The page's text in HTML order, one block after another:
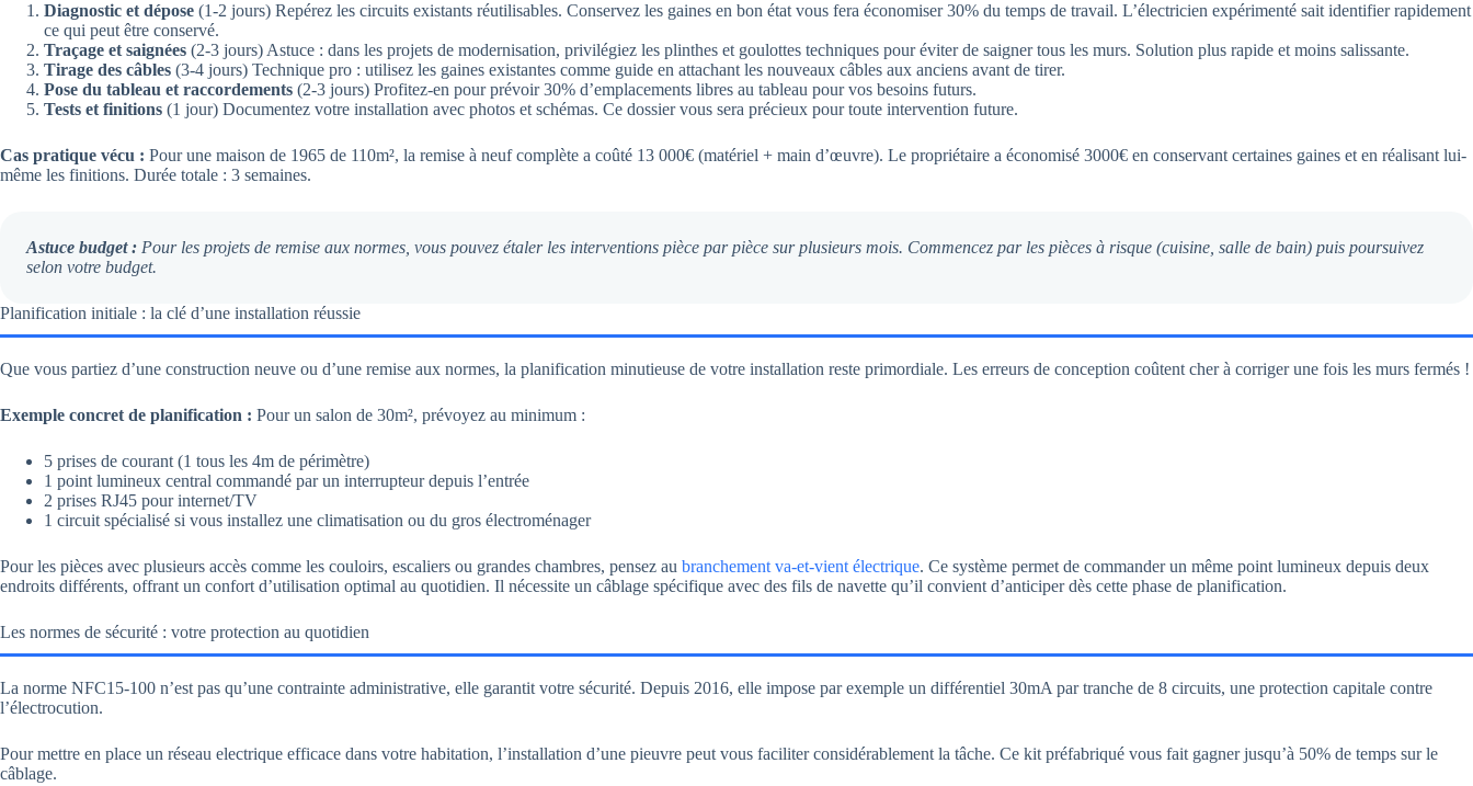
Diagnostic et dépose (1-2 jours) Repérez les circuits existants réutilisables. Conservez les gaines en bon état vous fera économiser 30% du temps de travail. L’électricien expérimenté sait identifier rapidement
ce qui peut être conservé.
Traçage et saignées (2-3 jours) Astuce : dans les projets de modernisation, privilégiez les plinthes et goulottes techniques pour éviter de saigner tous les murs. Solution plus rapide et moins salissante.
Tirage des câbles (3-4 jours) Technique pro : utilisez les gaines existantes comme guide en attachant les nouveaux câbles aux anciens avant de tirer.
Pose du tableau et raccordements (2-3 jours) Profitez-en pour prévoir 30% d’emplacements libres au tableau pour vos besoins futurs.
Tests et finitions (1 jour) Documentez votre installation avec photos et schémas. Ce dossier vous sera précieux pour toute intervention future.
Cas pratique vécu : Pour une maison de 1965 de 110m², la remise à neuf complète a coûté 13 000€ (matériel + main d’œuvre). Le propriétaire a économisé 3000€ en conservant certaines gaines et en réalisant lui-
même les finitions. Durée totale : 3 semaines.
Astuce budget : Pour les projets de remise aux normes, vous pouvez étaler les interventions pièce par pièce sur plusieurs mois. Commencez par les pièces à risque (cuisine, salle de bain) puis poursuivez
selon votre budget.
Planification initiale : la clé d’une installation réussie
Que vous partiez d’une construction neuve ou d’une remise aux normes, la planification minutieuse de votre installation reste primordiale. Les erreurs de conception coûtent cher à corriger une fois les murs fermés !
Exemple concret de planification : Pour un salon de 30m², prévoyez au minimum :
5 prises de courant (1 tous les 4m de périmètre)
1 point lumineux central commandé par un interrupteur depuis l’entrée
2 prises RJ45 pour internet/TV
1 circuit spécialisé si vous installez une climatisation ou du gros électroménager
Pour les pièces avec plusieurs accès comme les couloirs, escaliers ou grandes chambres, pensez au branchement va-et-vient électrique. Ce système permet de commander un même point lumineux depuis deux
endroits différents, offrant un confort d’utilisation optimal au quotidien. Il nécessite un câblage spécifique avec des fils de navette qu’il convient d’anticiper dès cette phase de planification.
Les normes de sécurité : votre protection au quotidien
La norme NFC15-100 n’est pas qu’une contrainte administrative, elle garantit votre sécurité. Depuis 2016, elle impose par exemple un différentiel 30mA par tranche de 8 circuits, une protection capitale contre
l’électrocution.
Pour mettre en place un réseau electrique efficace dans votre habitation, l’installation d’une pieuvre peut vous faciliter considérablement la tâche. Ce kit préfabriqué vous fait gagner jusqu’à 50% de temps sur le
câblage.